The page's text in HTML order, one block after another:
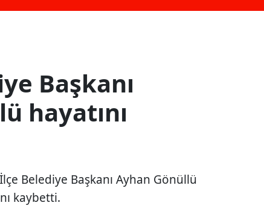
Başkanı
hayatını
Belediye Başkanı Ayhan Gönüllü
kaybetti.